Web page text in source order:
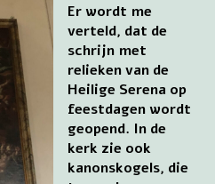
Er wordt me
verteld, dat de
schrijn met
relieken van de
Heilige Serena op
feestdagen wordt
geopend. In de
kerk zie ook
kanonskogels, die